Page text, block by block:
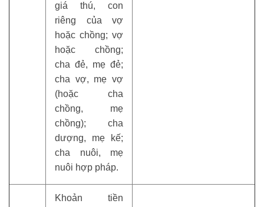
giá thú, con
riêng của vợ
hoặc chồng; vợ
hoặc chồng;
cha đẻ, mẹ đẻ;
cha vợ, mẹ vợ
(hoặc cha
chồng, mẹ
chồng); cha
dượng, mẹ kế;
cha nuôi, mẹ
nuôi hợp pháp.
Khoản tiền